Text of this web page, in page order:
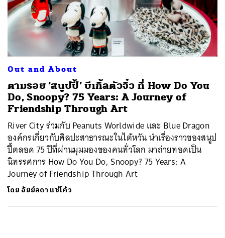
Out and About
ตามรอย ‘สนูปปี้’ บีเกิ้ลตัวจิ๋ว ที่ How Do You
Do, Snoopy? 75 Years: A Journey of
Friendship Through Art
River City ร่วมกับ Peanuts Worldwide และ Blue Dragon
องค์กรเกี่ยวกับศิลปะสาธารณะในไต้หวัน นำเรื่องราวของสนูป
ปี้ตลอด 75 ปีที่ผ่านมุมมองของคนทั่วโลก มาถ่ายทอดเป็น
นิทรรศการ How Do You Do, Snoopy? 75 Years: A
Journey of Friendship Through Art
โดย อัยย์ลดา แซ่โค้ว
SHARE